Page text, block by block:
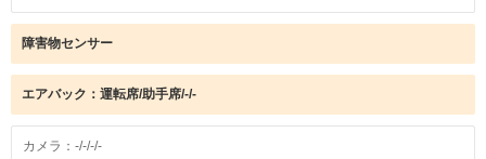
障害物センサー
エアバック：運転席/助手席/-/-
カメラ：-/-/-/-